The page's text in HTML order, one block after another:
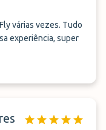
experiência, super